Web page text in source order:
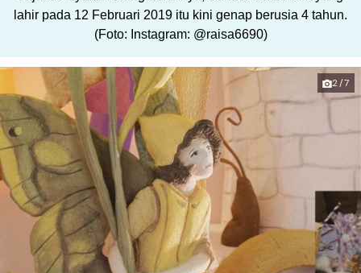
lahir pada 12 Februari 2019 itu kini genap berusia 4 tahun.
(Foto: Instagram: @raisa6690)
2/7